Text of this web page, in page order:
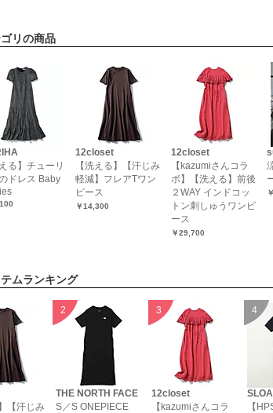
リの商品
える】チューリ
ドレス Baby
12closet
【洗える】【汗じみ
軽減】フレアTワン
ピース
￥14,300
12closet
【kazumiさんコラ
ボ】【洗える】前後
２WAY インドコッ
トン刺しゅうワンピ
ース
￥29,700
ムランキング
【汗じみ
THE NORTH FACE
S／S ONEPIECE
12closet
【kazumiさんコラ
【